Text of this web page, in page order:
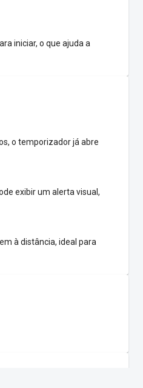
iniciar, o que ajuda a
o temporizador já abre
exibir um alerta visual,
à distância, ideal para